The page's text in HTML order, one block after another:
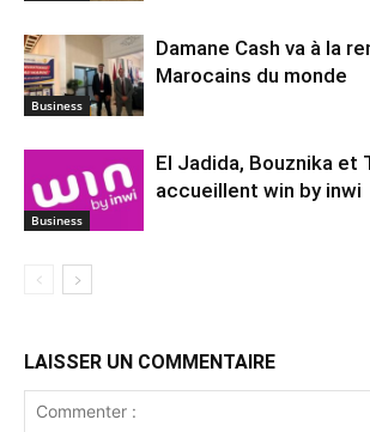
Business
Damane Cash va à la
Marocains du monde
Business
El Jadida, Bouznika et
accueillent win by inwi
LAISSER UN COMMENTAIRE